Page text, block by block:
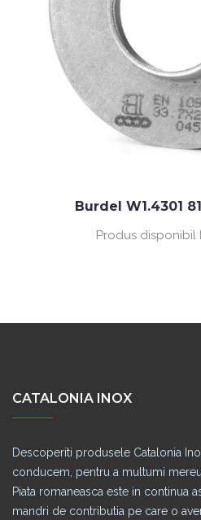
Burdel W1.4301
Produs
CATALONIA INOX
Descoperiti produsele Catalonia
conducem, pentru a multumi
Piata romaneasca este in continua
mandri de contributia pe care o